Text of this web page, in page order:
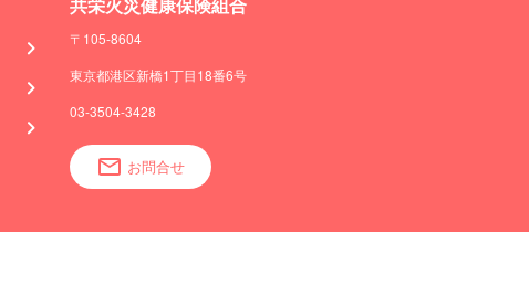
〒105-8604
東京都港区新橋1丁目18番6号
03-3504-3428
お問合せ